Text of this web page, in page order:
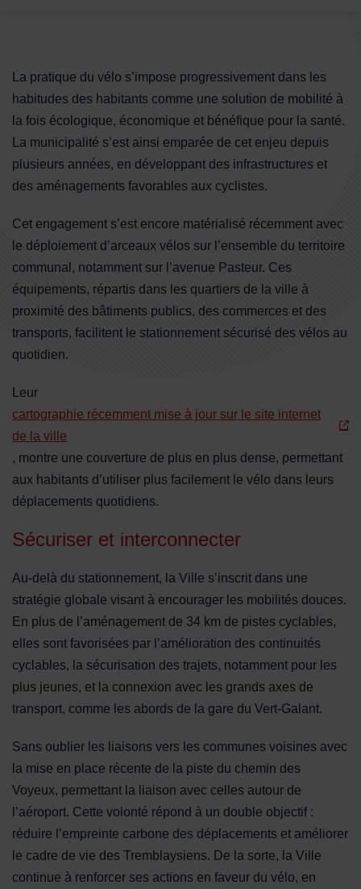
La pratique du vélo s’impose progressivement dans les
habitudes des habitants comme une solution de mobilité à
la fois écologique, économique et bénéfique pour la santé.
La municipalité s’est ainsi emparée de cet enjeu depuis
plusieurs années, en développant des infrastructures et
des aménagements favorables aux cyclistes.
Cet engagement s’est encore matérialisé récemment avec
le déploiement d’arceaux vélos sur l’ensemble du territoire
communal, notamment sur l’avenue Pasteur. Ces
équipements, répartis dans les quartiers de la ville à
proximité des bâtiments publics, des commerces et des
transports, facilitent le stationnement sécurisé des vélos au
quotidien.
Leur
cartographie récemment mise à jour sur le site internet
de la ville
, montre une couverture de plus en plus dense, permettant
aux habitants d’utiliser plus facilement le vélo dans leurs
déplacements quotidiens.
Sécuriser et interconnecter
Au-delà du stationnement, la Ville s’inscrit dans une
stratégie globale visant à encourager les mobilités douces.
En plus de l’aménagement de 34 km de pistes cyclables,
elles sont favorisées par l’amélioration des continuités
cyclables, la sécurisation des trajets, notamment pour les
plus jeunes, et la connexion avec les grands axes de
transport, comme les abords de la gare du Vert-Galant.
Sans oublier les liaisons vers les communes voisines avec
la mise en place récente de la piste du chemin des
Voyeux, permettant la liaison avec celles autour de
l’aéroport. Cette volonté répond à un double objectif :
réduire l’empreinte carbone des déplacements et améliorer
le cadre de vie des Tremblaysiens. De la sorte, la Ville
continue à renforcer ses actions en faveur du vélo, en